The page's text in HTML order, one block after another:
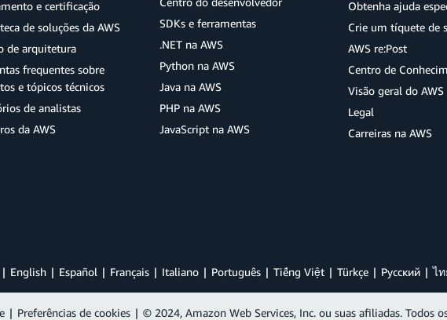
e certificação
de soluções da AWS
de arquitetura
frequentes sobre
e tópicos técnicos
de analistas
da AWS
SDKs e ferramentas
.NET na AWS
Python na AWS
Java na AWS
PHP na AWS
JavaScript na AWS
Obtenha ajuda
Crie um tíquete de
AWS re:Post
Centro de
Visão geral do
Legal
Carreiras na AWS
English Español Français Italiano Português Tiếng Việt Türkçe Ρусский ไท
| Preferências de cookies | © 2024, Amazon Web Services, Inc. ou suas afiliadas. Todos